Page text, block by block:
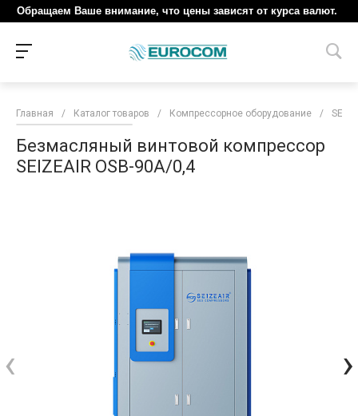
Обращаем Ваше внимание, что цены зависят от курса валют.
Главная / Каталог товаров / Компрессорное оборудование /
Безмасляный винтовой компрессор
SEIZEAIR OSB-90A/0,4
‹ ›